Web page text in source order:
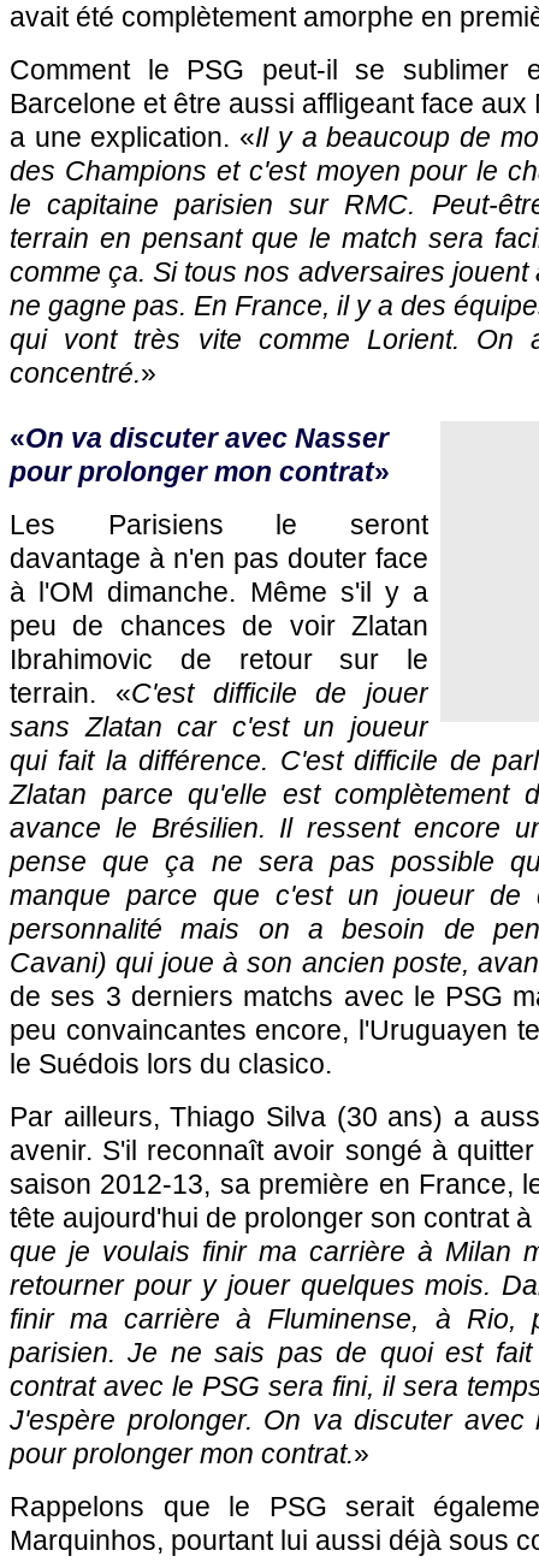
avait été complètement amorphe en
Comment le PSG peut-il se sublimer
Barcelone et être aussi affligeant face aux
a une explication. «Il y a beaucoup de
des Champions et c'est moyen pour le
le capitaine parisien sur RMC. Peut-
terrain en pensant que le match sera
comme ça. Si tous nos adversaires jouent
ne gagne pas. En France, il y a des
qui vont très vite comme Lorient. On
concentré.»
«On va discuter avec Nasser
pour prolonger mon contrat»
Les Parisiens le seront
davantage à n'en pas douter face
à l'OM dimanche. Même s'il y a
peu de chances de voir Zlatan
Ibrahimovic de retour sur le
terrain. «C'est difficile de jouer
sans Zlatan car c'est un joueur
qui fait la différence. C'est difficile de
Zlatan parce qu'elle est complètement
avance le Brésilien. Il ressent encore
pense que ça ne sera pas possible
manque parce que c'est un joueur de
personnalité mais on a besoin de
Cavani) qui joue à son ancien poste,
de ses 3 derniers matchs avec le PSG
peu convaincantes encore, l'Uruguayen
le Suédois lors du clasico.
Par ailleurs, Thiago Silva (30 ans) a
avenir. S'il reconnaît avoir songé à
saison 2012-13, sa première en France,
tête aujourd'hui de prolonger son contrat à
que je voulais finir ma carrière à Milan
retourner pour y jouer quelques mois.
finir ma carrière à Fluminense, à Rio,
parisien. Je ne sais pas de quoi est fait
contrat avec le PSG sera fini, il sera
J'espère prolonger. On va discuter
pour prolonger mon contrat.»
Rappelons que le PSG serait
Marquinhos, pourtant lui aussi déjà sous